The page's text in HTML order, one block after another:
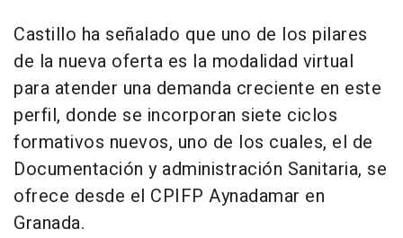
Castillo ha señalado que uno de los pilares
de la nueva oferta es la modalidad virtual
para atender una demanda creciente en este
perfil, donde se incorporan siete ciclos
formativos nuevos, uno de los cuales, el de
Documentación y administración Sanitaria, se
ofrece desde el CPIFP Aynadamar en
Granada.